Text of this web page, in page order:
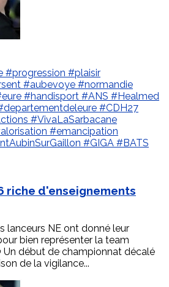
#progression #plaisir
#aubevoye #normandie
#handisport #ANS #Healmed
#CDH27
#VivaLaSarbacane
#emancipation
#GIGA #BATS
riche d'enseignements
lanceurs NE ont donné leur
bien représenter la team
Un début de championnat décalé
de la vigilance...